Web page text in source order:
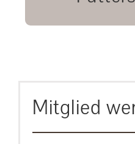
unsere
Mitglied